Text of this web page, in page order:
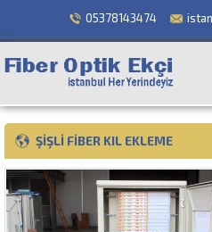
05378143474
ŞIŞLI FIBER KIL EKLEME